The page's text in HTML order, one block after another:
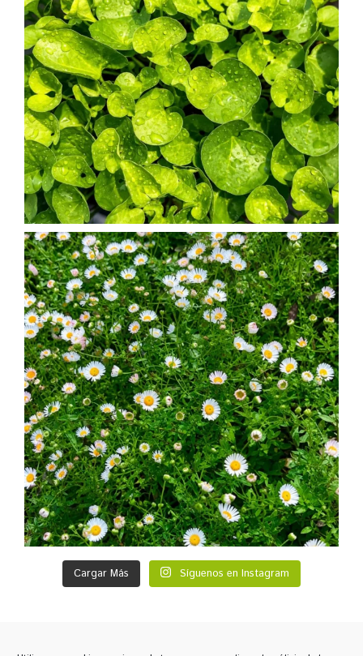
Cargar Más Síguenos en Instagram